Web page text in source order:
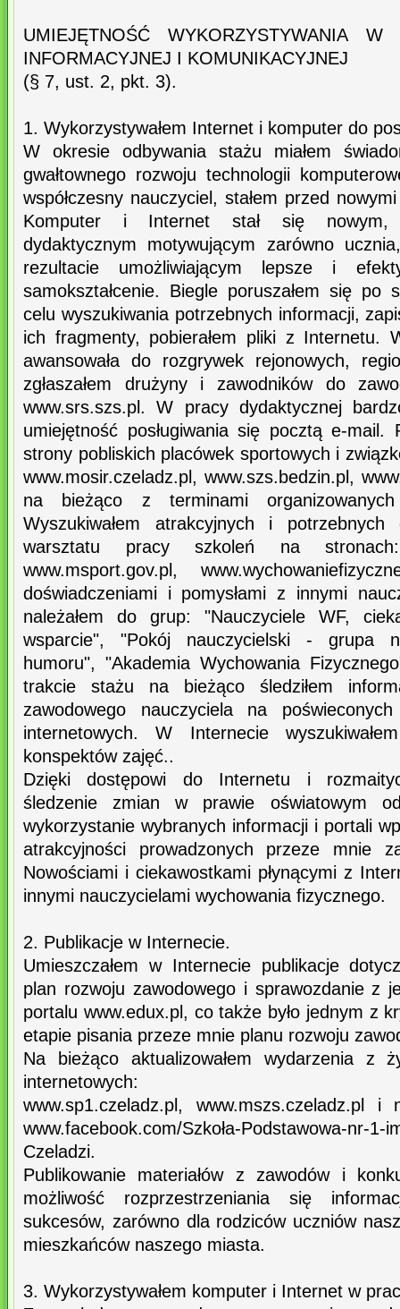
UMIEJĘTNOŚĆ WYKORZYSTYWANIA W
INFORMACYJNEJ I KOMUNIKACYJNEJ
(§ 7, ust. 2, pkt. 3).
1. Wykorzystywałem Internet i komputer do
W okresie odbywania stażu miałem
gwałtownego rozwoju technologii
współczesny nauczyciel, stałem przed
Komputer i Internet stał się nowym,
dydaktycznym motywującym zarówno
rezultacie umożliwiającym lepsze i
samokształcenie. Biegle poruszałem się po
celu wyszukiwania potrzebnych informacji,
ich fragmenty, pobierałem pliki z Internetu.
awansowała do rozgrywek rejonowych,
zgłaszałem drużyny i zawodników do
www.srs.szs.pl. W pracy dydaktycznej
umiejętność posługiwania się pocztą e-mail.
strony pobliskich placówek sportowych i
www.mosir.czeladz.pl, www.szs.bedzin.pl,
na bieżąco z terminami
Wyszukiwałem atrakcyjnych i
warsztatu pracy szkoleń na stronach:
www.msport.gov.pl,
doświadczeniami i pomysłami z innymi
należałem do grup: "Nauczyciele WF,
wsparcie", "Pokój nauczycielski - grupa
humoru", "Akademia Wychowania
trakcie stażu na bieżąco śledziłem
zawodowego nauczyciela na
internetowych. W Internecie
konspektów zajęć..
Dzięki dostępowi do Internetu i
śledzenie zmian w prawie oświatowym
wykorzystanie wybranych informacji i portali
atrakcyjności prowadzonych przeze mnie
Nowościami i ciekawostkami płynącymi z
innymi nauczycielami wychowania fizycznego.
2. Publikacje w Internecie.
Umieszczałem w Internecie publikacje
plan rozwoju zawodowego i sprawozdanie z
portalu www.edux.pl, co także było jednym z
etapie pisania przeze mnie planu rozwoju
Na bieżąco aktualizowałem wydarzenia z
internetowych:
www.sp1.czeladz.pl, www.mszs.czeladz.pl i
www.facebook.com/Szkoła-Podstawowa-nr-1-
Czeladzi.
Publikowanie materiałów z zawodów i
możliwość rozprzestrzeniania się
sukcesów, zarówno dla rodziców uczniów
mieszkańców naszego miasta.
3. Wykorzystywałem komputer i Internet w